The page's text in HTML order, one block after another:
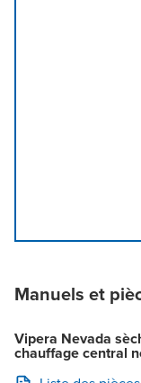
Manuels et
Vipera Nevada
chauffage central